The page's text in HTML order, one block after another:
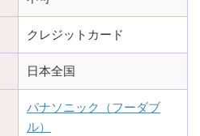
クレジットカード
日本全国
パナソニック（フーダブ
ル）